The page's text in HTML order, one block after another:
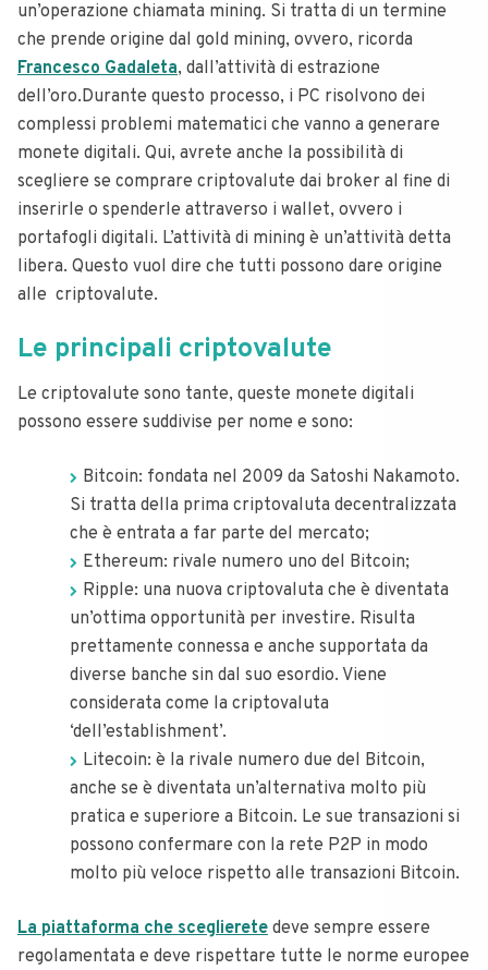
un’operazione chiamata mining. Si tratta di un termine
che prende origine dal gold mining, ovvero, ricorda
Francesco Gadaleta, dall’attività di estrazione
dell’oro.Durante questo processo, i PC risolvono dei
complessi problemi matematici che vanno a generare
monete digitali. Qui, avrete anche la possibilità di
scegliere se comprare criptovalute dai broker al fine di
inserirle o spenderle attraverso i wallet, ovvero i
portafogli digitali. L’attività di mining è un’attività detta
libera. Questo vuol dire che tutti possono dare origine
alle criptovalute.
Le principali criptovalute
Le criptovalute sono tante, queste monete digitali
possono essere suddivise per nome e sono:
Bitcoin: fondata nel 2009 da Satoshi Nakamoto.
Si tratta della prima criptovaluta decentralizzata
che è entrata a far parte del mercato;
Ethereum: rivale numero uno del Bitcoin;
Ripple: una nuova criptovaluta che è diventata
un’ottima opportunità per investire. Risulta
prettamente connessa e anche supportata da
diverse banche sin dal suo esordio. Viene
considerata come la criptovaluta
‘dell’establishment’.
Litecoin: è la rivale numero due del Bitcoin,
anche se è diventata un’alternativa molto più
pratica e superiore a Bitcoin. Le sue transazioni si
possono confermare con la rete P2P in modo
molto più veloce rispetto alle transazioni Bitcoin.
La piattaforma che sceglierete deve sempre essere
regolamentata e deve rispettare tutte le norme europee